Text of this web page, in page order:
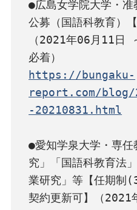
●広島女学院大学・
公募（国語科教育）
（2021年06月11日
https://bungaku-
report.com/blog/
-20210831.html
●愛知学泉大学・専
究」「国語科教育法
業研究」等【任期制
契約更新可】（